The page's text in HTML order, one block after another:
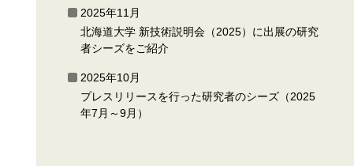
2025年11月
北海道大学 新技術説明会（2025）に出展の研究
者シーズをご紹介
2025年10月
プレスリリースを行った研究者のシーズ（2025
年7月～9月）